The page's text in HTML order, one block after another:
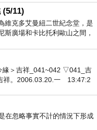
(5/11)
維克多艾曼紐二世紀念堂，是
斯廣場和卡比托利歐山之間，
統一後的的第一位國
緣＞吉祥_041~042 ▽041_吉
。2006.03.20.一 13:47:2
在忽略事實不計的情況下形成